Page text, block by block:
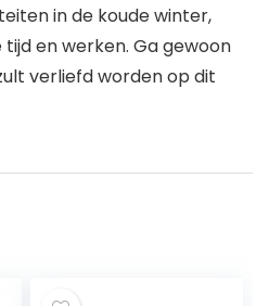
in de koude winter,
en werken. Ga gewoon
verliefd worden op dit